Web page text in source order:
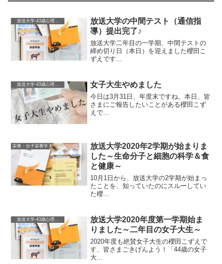
放送大学の中間テスト（通信指
導）提出完了♪
放送大学二年目の一学期、中間テストの
締め切り日（本日）を迎えました櫻田こ
ずえです...
放送大学-43歳心理学を学ぶ- 女子大生やめました
今日は3月31日、年度末ですね。本日、皆
さまにご報告したいことがある櫻田こず
えで...
栄養・分子栄養学
放送大学2020年2学期が始まりま
した～生命分子と細胞の科学＆食
と健康～
10月1日から、放送大学の2学期が始まっ
たことを、知っていたのにスルーしてい
た櫻...
放送大学-43歳心理学を学ぶ-
放送大学2020年度第一学期始ま
りました～二年目の女子大生～
2020年度も絶賛女子大生の櫻田こずえで
す、皆さまごきげんよう！「44歳の女子
大...